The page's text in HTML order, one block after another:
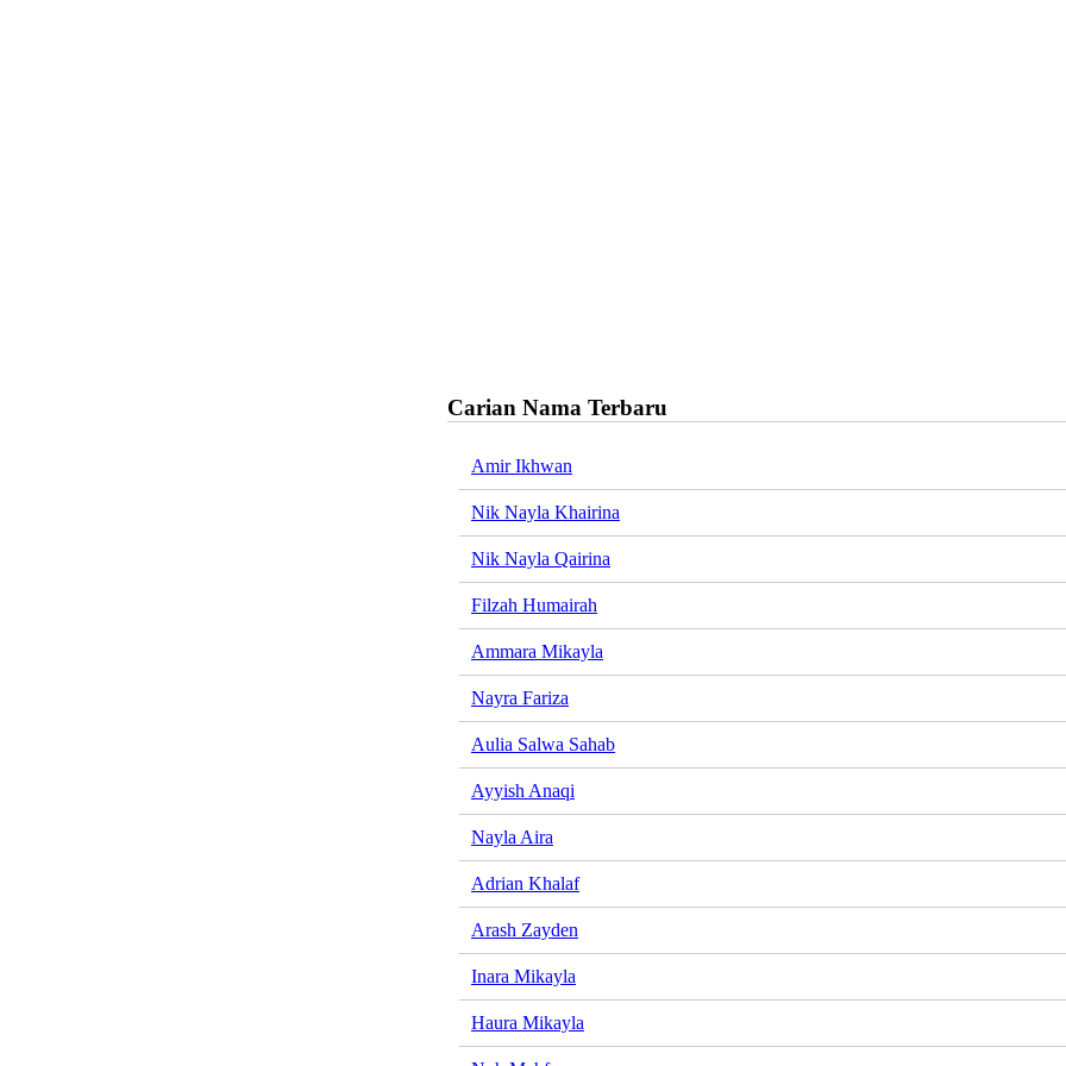
Carian Nama Terbaru
Amir Ikhwan
Nik Nayla Khairina
Nik Nayla Qairina
Filzah Humairah
Ammara Mikayla
Nayra Fariza
Aulia Salwa Sahab
Ayyish Anaqi
Nayla Aira
Adrian Khalaf
Arash Zayden
Inara Mikayla
Haura Mikayla